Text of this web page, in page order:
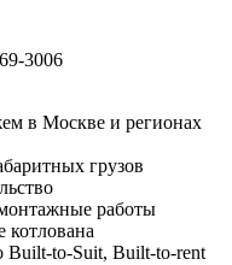
3006
в Москве и регионах
грузов
работы
котлована
Built-to-Suit, Built-to-rent